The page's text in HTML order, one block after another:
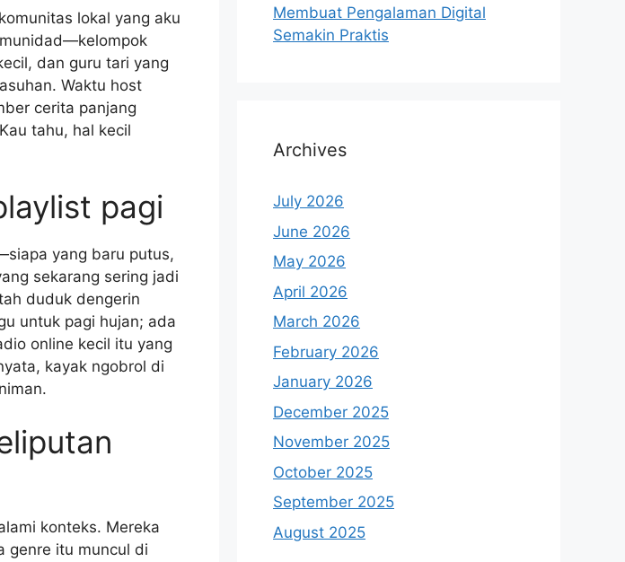
lokal yang aku
dan guru tari yang
Waktu host
cerita panjang
tahu, hal kecil
pagi
yang baru putus,
sekarang sering jadi
duduk dengerin
untuk pagi hujan; ada
online kecil itu yang
kayak ngobrol di
konteks. Mereka
genre itu muncul di
Membuat Pengalaman Digital
Semakin Praktis
Archives
July 2026
June 2026
May 2026
April 2026
March 2026
February 2026
January 2026
December 2025
November 2025
October 2025
September 2025
August 2025